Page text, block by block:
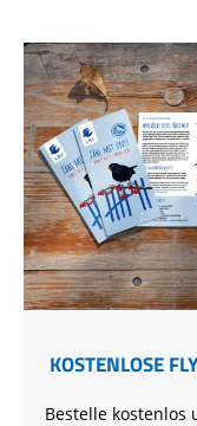
KOSTENLOSE
Bestelle kostenlos